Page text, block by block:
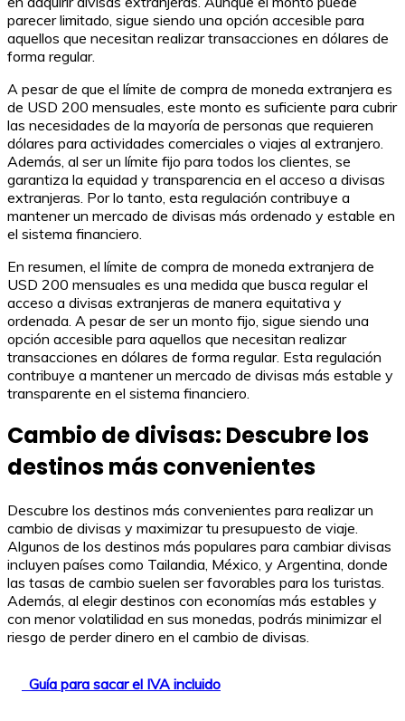
parecer limitado, sigue siendo una opción accesible para
aquellos que necesitan realizar transacciones en dólares de
forma regular.
A pesar de que el límite de compra de moneda extranjera es
de USD 200 mensuales, este monto es suficiente para cubrir
las necesidades de la mayoría de personas que requieren
dólares para actividades comerciales o viajes al extranjero.
Además, al ser un límite fijo para todos los clientes, se
garantiza la equidad y transparencia en el acceso a divisas
extranjeras. Por lo tanto, esta regulación contribuye a
mantener un mercado de divisas más ordenado y estable en
el sistema financiero.
En resumen, el límite de compra de moneda extranjera de
USD 200 mensuales es una medida que busca regular el
acceso a divisas extranjeras de manera equitativa y
ordenada. A pesar de ser un monto fijo, sigue siendo una
opción accesible para aquellos que necesitan realizar
transacciones en dólares de forma regular. Esta regulación
contribuye a mantener un mercado de divisas más estable y
transparente en el sistema financiero.
Cambio de divisas: Descubre los
destinos más convenientes
Descubre los destinos más convenientes para realizar un
cambio de divisas y maximizar tu presupuesto de viaje.
Algunos de los destinos más populares para cambiar divisas
incluyen países como Tailandia, México, y Argentina, donde
las tasas de cambio suelen ser favorables para los turistas.
Además, al elegir destinos con economías más estables y
con menor volatilidad en sus monedas, podrás minimizar el
riesgo de perder dinero en el cambio de divisas.
Guía para sacar el IVA incluido